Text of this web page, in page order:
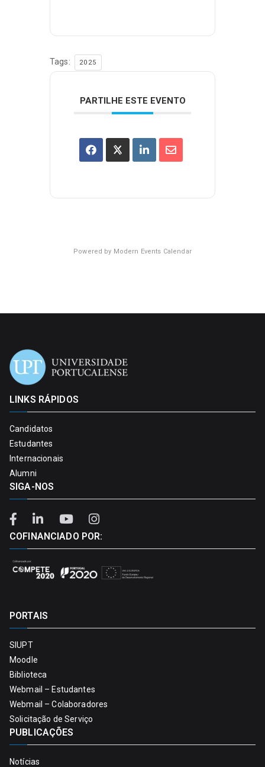
Tags: 2025
PARTILHE ESTE EVENTO
Powered by Modern Events Calendar
LINKS RÁPIDOS
Candidatos
Estudantes
Internacionais
Alumni
SIGA-NOS
COFINANCIADO POR:
PORTAIS
SIUPT
Moodle
Biblioteca
Webmail – Estudantes
Webmail – Colaboradores
Solicitação de Serviço
PUBLICAÇÕES
Notícias